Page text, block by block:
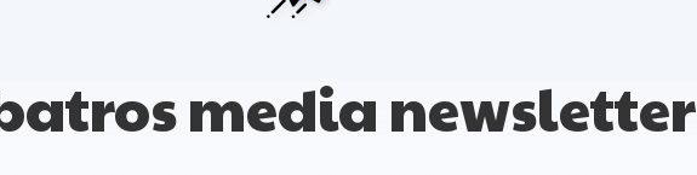
media newsletter